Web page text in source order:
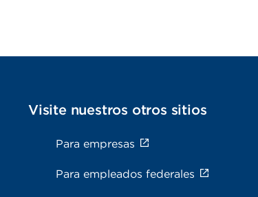
Visite nuestros otros sitios
Para empresas
Para empleados federales